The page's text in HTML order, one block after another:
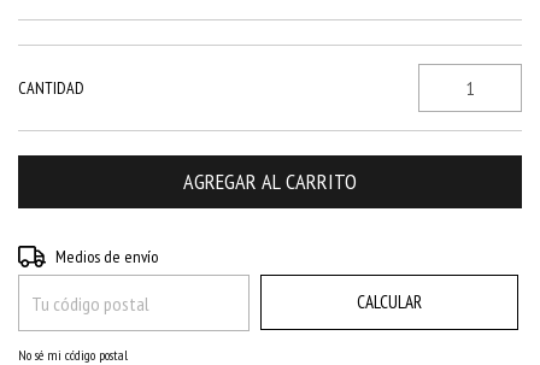
CANTIDAD
Entregas para el CP:
Medios de envío
CALCULAR
No sé mi código postal